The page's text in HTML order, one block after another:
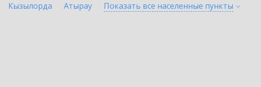
Кызылорда Атырау Показать все населенные пункты